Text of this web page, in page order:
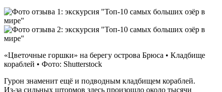
«Цветочные горшки» на берегу острова Брюса • Кладбище
кораблей • Фото: Shutterstock
Гурон знаменит ещё и подводным кладбищем кораблей.
Из‑за сильных штормов здесь произошло около тысячи